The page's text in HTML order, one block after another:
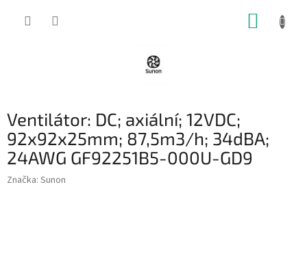
Ventilátor: DC; axiální; 12VDC;
92x92x25mm; 87,5m3/h; 34dBA;
24AWG GF92251B5-000U-GD9
Značka: Sunon